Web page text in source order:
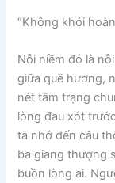
“Không khói
Nỗi niềm đó là
giữa quê hương,
nét tâm trạng
lòng đau xót
ta nhớ đến câu
ba giang thượng
buồn lòng ai.